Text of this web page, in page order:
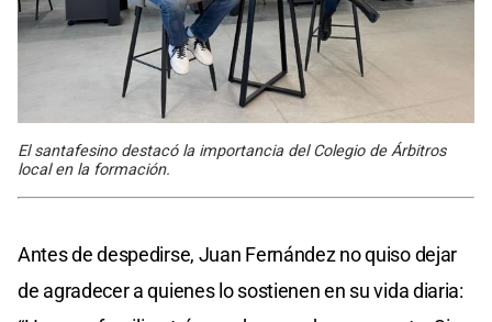
El santafesino destacó la importancia del Colegio de Árbitros
local en la formación.
Antes de despedirse, Juan Fernández no quiso dejar
de agradecer a quienes lo sostienen en su vida diaria: